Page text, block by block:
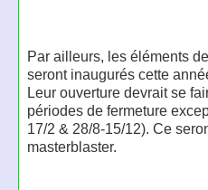
Par ailleurs, les éléments
seront inaugurés cette
Leur ouverture devrait se
périodes de fermeture
17/2 & 28/8-15/12). Ce
masterblaster.